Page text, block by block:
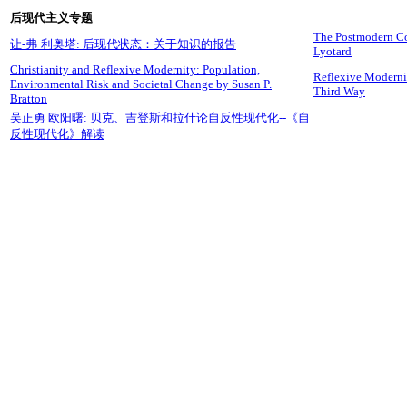
后现代主义专题
让-弗·利奥塔: 后现代状态：关于知识的报告
The Postmodern
Lyotard
Christianity and Reflexive Modernity: Population,
Environmental Risk and Societal Change by Susan P.
Bratton
Reflexive
Third Way
吴正勇 欧阳曙: 贝克、吉登斯和拉什论自反性现代化--《自
反性现代化》解读